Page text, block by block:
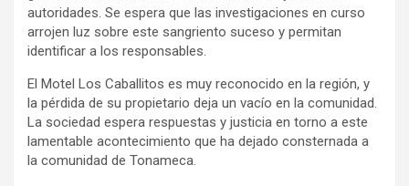
autoridades. Se espera que las investigaciones en curso
arrojen luz sobre este sangriento suceso y permitan
identificar a los responsables.
El Motel Los Caballitos es muy reconocido en la región, y
la pérdida de su propietario deja un vacío en la comunidad.
La sociedad espera respuestas y justicia en torno a este
lamentable acontecimiento que ha dejado consternada a
la comunidad de Tonameca.